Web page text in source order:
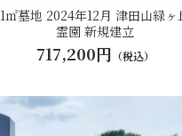
1㎡墓地 2024年12月 津田山緑ヶ
霊園 新規建立
717,200円 （税込）